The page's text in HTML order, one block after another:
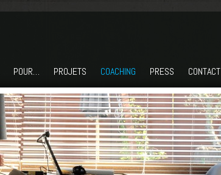
POUR… PROJETS COACHING PRESS CONTACT